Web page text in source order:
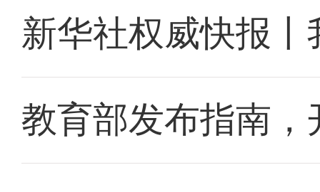
新华社权威快报
教育部发布指南